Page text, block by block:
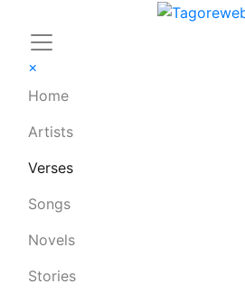
×
Home
Artists
Verses
Songs
Novels
Stories